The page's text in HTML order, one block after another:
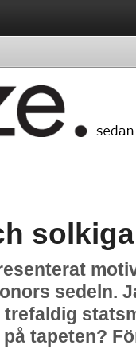
sedeln.
trefaldig
tapeten?